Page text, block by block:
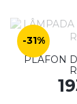
-31%
PLAFON